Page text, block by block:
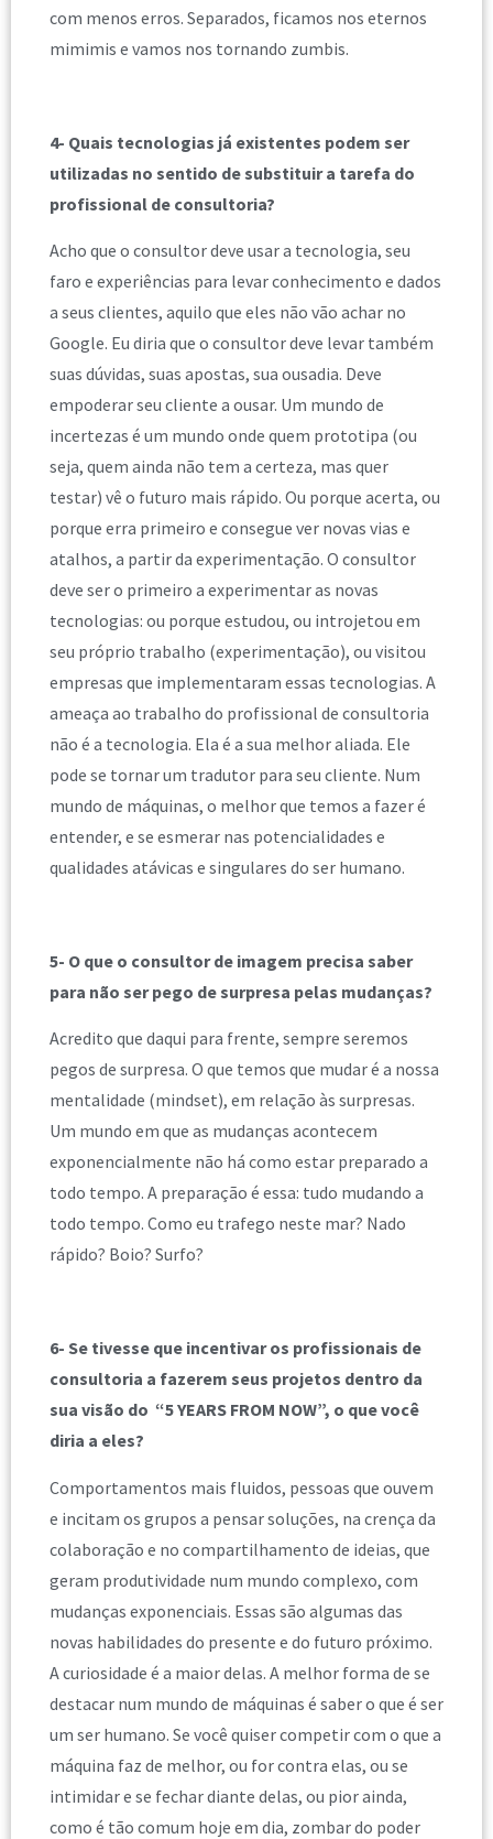
com menos erros. Separados, ficamos nos eternos
mimimis e vamos nos tornando zumbis.
4- Quais tecnologias já existentes podem ser
utilizadas no sentido de substituir a tarefa do
profissional de consultoria?
Acho que o consultor deve usar a tecnologia, seu
faro e experiências para levar conhecimento e dados
a seus clientes, aquilo que eles não vão achar no
Google. Eu diria que o consultor deve levar também
suas dúvidas, suas apostas, sua ousadia. Deve
empoderar seu cliente a ousar. Um mundo de
incertezas é um mundo onde quem prototipa (ou
seja, quem ainda não tem a certeza, mas quer
testar) vê o futuro mais rápido. Ou porque acerta, ou
porque erra primeiro e consegue ver novas vias e
atalhos, a partir da experimentação. O consultor
deve ser o primeiro a experimentar as novas
tecnologias: ou porque estudou, ou introjetou em
seu próprio trabalho (experimentação), ou visitou
empresas que implementaram essas tecnologias. A
ameaça ao trabalho do profissional de consultoria
não é a tecnologia. Ela é a sua melhor aliada. Ele
pode se tornar um tradutor para seu cliente. Num
mundo de máquinas, o melhor que temos a fazer é
entender, e se esmerar nas potencialidades e
qualidades atávicas e singulares do ser humano.
5- O que o consultor de imagem precisa saber
para não ser pego de surpresa pelas mudanças?
Acredito que daqui para frente, sempre seremos
pegos de surpresa. O que temos que mudar é a nossa
mentalidade (mindset), em relação às surpresas.
Um mundo em que as mudanças acontecem
exponencialmente não há como estar preparado a
todo tempo. A preparação é essa: tudo mudando a
todo tempo. Como eu trafego neste mar? Nado
rápido? Boio? Surfo?
6- Se tivesse que incentivar os profissionais de
consultoria a fazerem seus projetos dentro da
sua visão do “5 YEARS FROM NOW”, o que você
diria a eles?
Comportamentos mais fluidos, pessoas que ouvem
e incitam os grupos a pensar soluções, na crença da
colaboração e no compartilhamento de ideias, que
geram produtividade num mundo complexo, com
mudanças exponenciais. Essas são algumas das
novas habilidades do presente e do futuro próximo.
A curiosidade é a maior delas. A melhor forma de se
destacar num mundo de máquinas é saber o que é ser
um ser humano. Se você quiser competir com o que a
máquina faz de melhor, ou for contra elas, ou se
intimidar e se fechar diante delas, ou pior ainda,
como é tão comum hoje em dia, zombar do poder